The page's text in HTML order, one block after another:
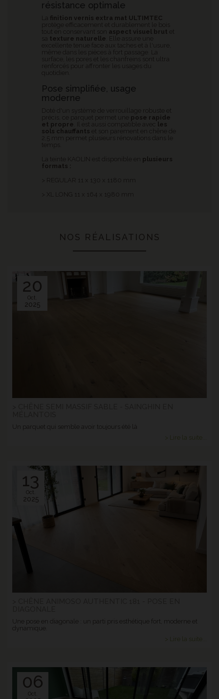
résistance optimale
finition vernis extra mat ULTIMTEC
protège efficacement et durablement le bois
tout en conservant son aspect visuel brut et
texture naturelle
excellente tenue face aux taches et à l'usure,
même dans les pièces à fort passage. La
surface, les pores et les chanfreins sont ultra
renforcés pour affronter les usages du
quotidien.
Pose simplifiée, usage
moderne
Doté d'un système de verrouillage robuste et
précis, ce parquet permet une pose rapide
et propre . Il est aussi compatible avec
les
sols chauffants
et son parement en chêne de
2,5 mm permet plusieurs rénovations dans le
temps.
La teinte KAOLIN est disponible en plusieurs
formats :
> REGULAR 11 x 130 x 1180 mm
> XL LONG 11 x 164 x 1980 mm
NOS RÉALISATIONS
20
Oct.
2025
Un parquet qui semble avoir toujours été là
> Lire la suite...
13
Oct.
2025
Une pose en diagonale : un parti pris esthétique fort, moderne et
dynamique.
> Lire la suite...
06
Oct.